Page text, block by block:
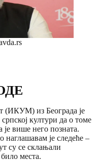
(ИКУМ) из Београда је
култури да о томе
више него позната.
је следеће –
су се склањали
места.